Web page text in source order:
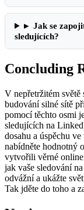
▸ Jak se
sledujících?
Concluding
V nepřetržitém
budování silné sítě
pomocí těchto osmi
sledujících na
dosahu a úspěchu
nabídněte hodnotný
vytvořili věrné
jak vaše sledování
odvážní a ukážte
Tak jděte do toho a